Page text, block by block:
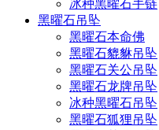
冰种黑曜石手链
黑曜石吊坠
黑曜石本命佛
黑曜石貔貅吊坠
黑曜石关公吊坠
黑曜石龙牌吊坠
冰种黑曜石吊坠
黑曜石狐狸吊坠